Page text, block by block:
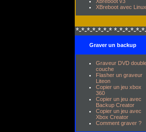
XBreboot avec Linux
*-*-*-*-*-*-* *-*-*-*-*-
Graver un backup
Graveur DVD
couche
Flasher un graveur
Liteon
Copier un jeu xbox
360
Copier un jeu avec
Backup Creator
Copier un jeu avec
Xbox Creator
Comment graver ?